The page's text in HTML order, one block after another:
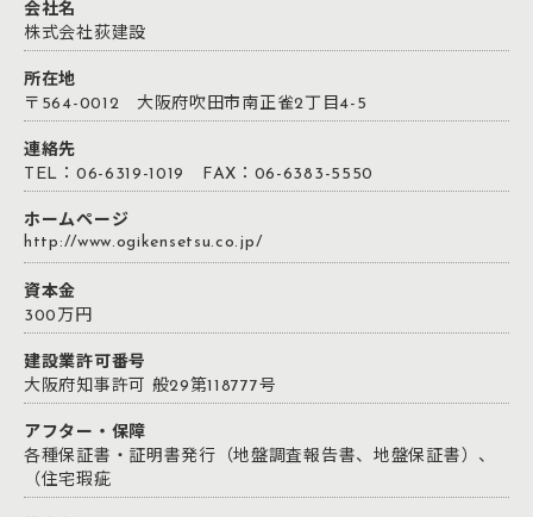
会社名
株式会社荻建設
所在地
〒564-0012 大阪府吹田市南正雀2丁目4-5
連絡先
TEL：06-6319-1019 FAX：06-6383-5550
ホームページ
http://www.ogikensetsu.co.jp/
資本金
300万円
建設業許可番号
大阪府知事許可 般29第118777号
アフター・保障
各種保証書・証明書発行（地盤調査報告書、地盤保証書）、
（住宅瑕疵